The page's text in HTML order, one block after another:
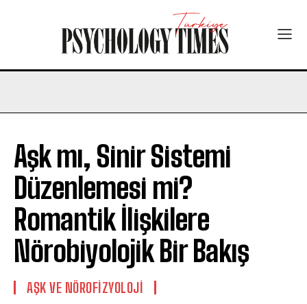
Aşk mı, Sinir Sistemi
Düzenlemesi mi?
Romantik İlişkilere
Nörobiyolojik Bir Bakış
AŞK VE NÖROFIZYOLOJI